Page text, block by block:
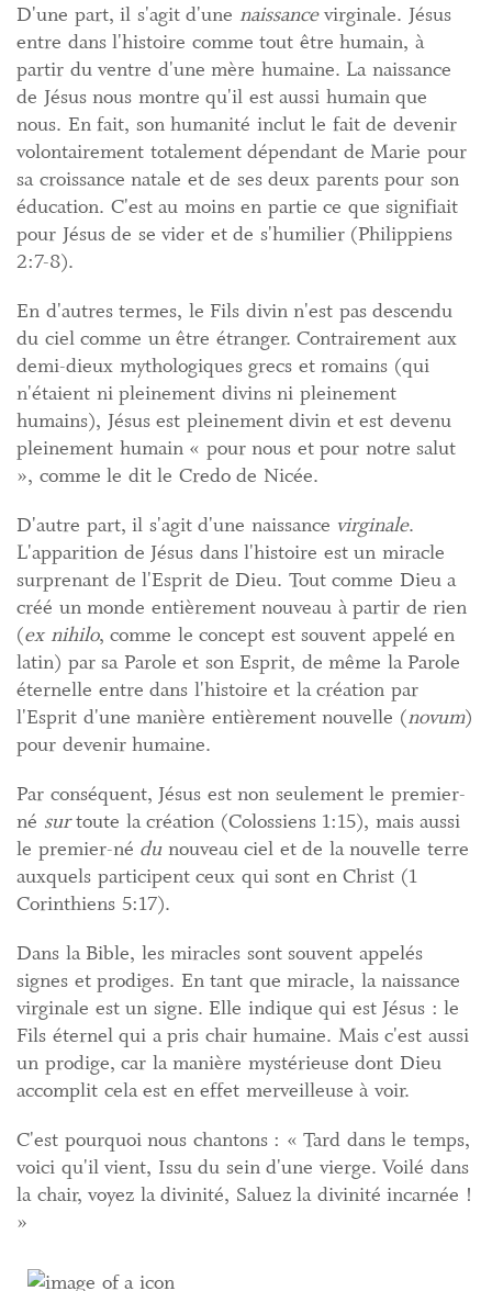
D'une part, il s'agit d'une naissancevirginale. Jésus
entre dans l'histoire comme tout être humain, à
partir du ventre d'une mère humaine. La naissance
de Jésus nous montre qu'il est aussi humain que
nous. En fait, son humanité inclut le fait de devenir
volontairement totalement dépendant de Marie pour
sa croissance natale et de ses deux parents pour son
éducation. C'est au moins en partie ce que signifiait
pour Jésus de se vider et de s'humilier (Philippiens
2:7-8).
En d'autres termes, le Fils divin n'est pas descendu
du ciel comme un être étranger. Contrairement aux
demi-dieux mythologiques grecs et romains (qui
n'étaient ni pleinement divins ni pleinement
humains), Jésus est pleinement divin et est devenu
pleinement humain « pour nous et pour notre salut
», comme le dit le Credo de Nicée.
D'autre part, il s'agit d'une naissance virginale.
L'apparition de Jésus dans l'histoire est un miracle
surprenant de l'Esprit de Dieu. Tout comme Dieu a
créé un monde entièrement nouveau à partir de rien
(ex nihilo, comme le concept est souvent appelé en
latin) par sa Parole et son Esprit, de même la Parole
éternelle entre dans l'histoire et la création par
l'Esprit d'une manière entièrement nouvelle (novum)
pour devenir humaine.
Par conséquent, Jésus est non seulement le premier-
né surtoute la création (Colossiens 1:15), mais aussi
le premier-né dunouveau ciel et de la nouvelle terre
auxquels participent ceux qui sont en Christ (1
Corinthiens 5:17).
Dans la Bible, les miracles sont souvent appelés
signes et prodiges. En tant que miracle, la naissance
virginale est un signe. Elle indique qui est Jésus : le
Fils éternel qui a pris chair humaine. Mais c'est aussi
un prodige, car la manière mystérieuse dont Dieu
accomplit cela est en effet merveilleuse à voir.
C'est pourquoi nous chantons : « Tard dans le temps,
voici qu'il vient, Issu du sein d'une vierge. Voilé dans
la chair, voyez la divinité, Saluez la divinité incarnée !
»